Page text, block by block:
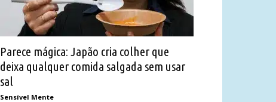
Parece mágica: Japão cria colher que
deixa qualquer comida salgada sem usar
sal
Sensível Mente